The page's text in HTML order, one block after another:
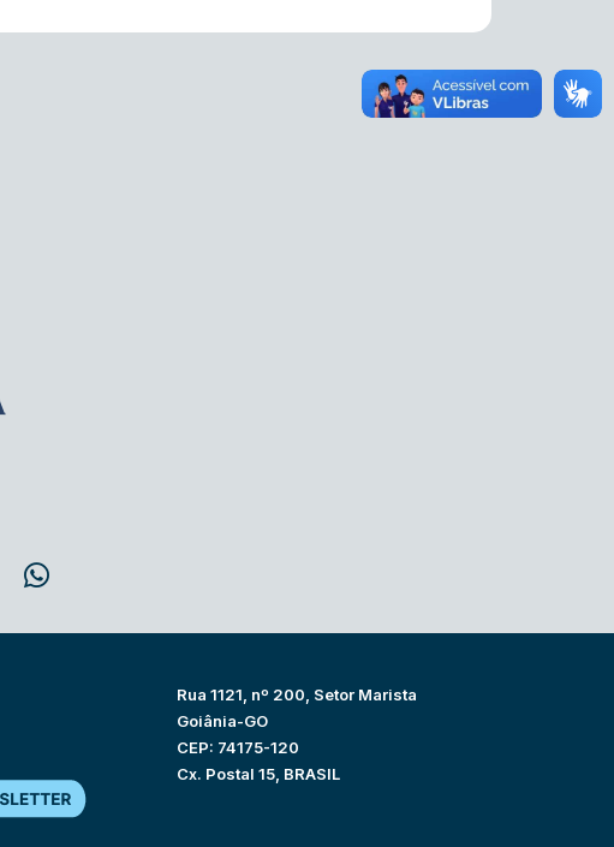
Rua 1121, nº 200, Setor Marista
Goiânia-GO
CEP: 74175-120
Cx. Postal 15, BRASIL